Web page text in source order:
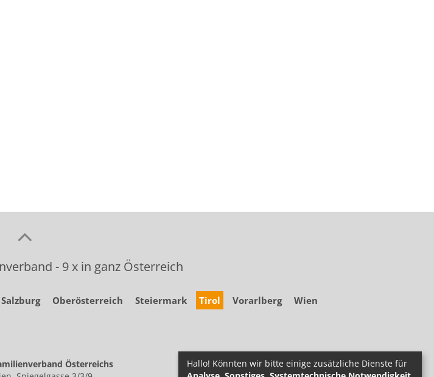
- 9 x in ganz Österreich
Salzburg Oberösterreich Steiermark Tirol Vorarlberg Wien
Österreichs
Hallo! Könnten wir bitte einige zusätzliche Dienste für